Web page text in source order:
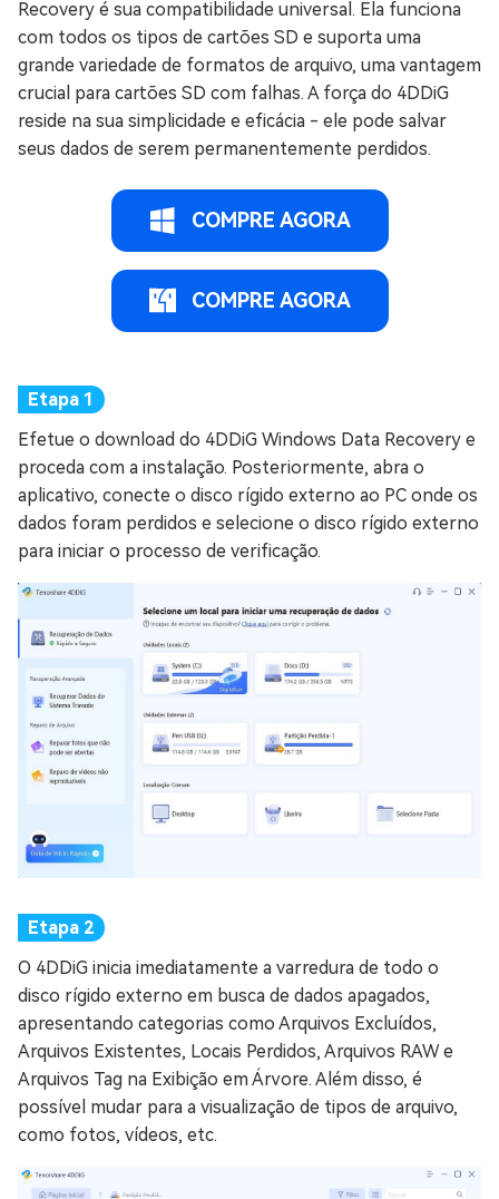
Recovery é sua compatibilidade universal. Ela funciona
com todos os tipos de cartões SD e suporta uma
grande variedade de formatos de arquivo, uma vantagem
crucial para cartões SD com falhas. A força do 4DDiG
reside na sua simplicidade e eficácia - ele pode salvar
seus dados de serem permanentemente perdidos.
COMPRE AGORA
COMPRE AGORA
Efetue o download do 4DDiG Windows Data Recovery e
proceda com a instalação. Posteriormente, abra o
aplicativo, conecte o disco rígido externo ao PC onde os
dados foram perdidos e selecione o disco rígido externo
para iniciar o processo de verificação.
O 4DDiG inicia imediatamente a varredura de todo o
disco rígido externo em busca de dados apagados,
apresentando categorias como Arquivos Excluídos,
Arquivos Existentes, Locais Perdidos, Arquivos RAW e
Arquivos Tag na Exibição em Árvore. Além disso, é
possível mudar para a visualização de tipos de arquivo,
como fotos, vídeos, etc.